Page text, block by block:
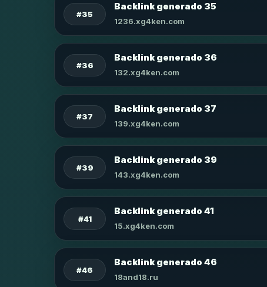
#35
Backlink generado 35
1236.xg4ken.com
#36
Backlink generado 36
132.xg4ken.com
#37
Backlink generado 37
139.xg4ken.com
#39
Backlink generado 39
143.xg4ken.com
#41
Backlink generado 41
15.xg4ken.com
#46
Backlink generado 46
18and18.ru